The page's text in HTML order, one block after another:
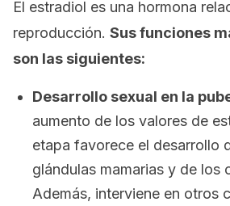
El estradiol es una hormona
reproducción. Sus funciones
son las siguientes:
Desarrollo sexual en la
aumento de los valores de
etapa favorece el desarrollo
glándulas mamarias y de los
Además, interviene en otros